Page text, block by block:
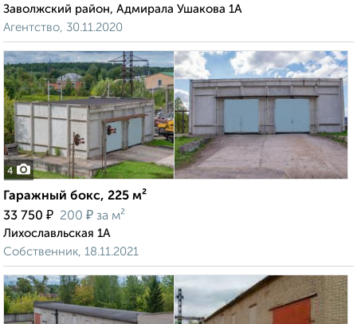
Заволжский район, Адмирала Ушакова 1А
Агентство, 30.11.2020
4
Гаражный бокс, 225 м²
33 750 ₽ 200 ₽ за м²
Лихославльская 1А
Собственник, 18.11.2021